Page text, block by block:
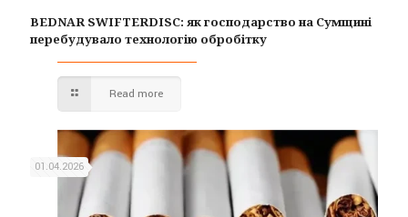
BEDNAR SWIFTERDISC: як господарство на Сумщині
перебудувало технологію обробітку
Read more
01.04.2026